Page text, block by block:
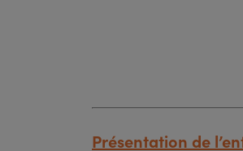
Présentation de